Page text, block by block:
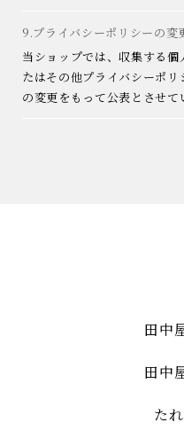
9.プライバシーポリシーの変
当ショップでは、収集する
たはその他プライバシーポ
の変更をもって公表とさせて
田中
田中
た